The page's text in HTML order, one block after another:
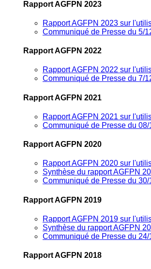
Rapport AGFPN 2023
Rapport AGFPN 2023 sur
Communiqué de Presse du 5/
Rapport AGFPN 2022
Rapport AGFPN 2022 sur
Communiqué de Presse du 7/
Rapport AGFPN 2021
Rapport AGFPN 2021 sur
Communiqué de Presse du 08/
Rapport AGFPN 2020
Rapport AGFPN 2020 sur
Synthèse du rapport AGFPN
Communiqué de Presse du 30/
Rapport AGFPN 2019
Rapport AGFPN 2019 sur
Synthèse du rapport AGFPN
Communiqué de Presse du 24/
Rapport AGFPN 2018